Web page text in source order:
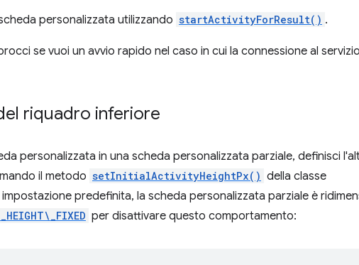
personalizzata utilizzando startActivityForResult() .
se vuoi un avvio rapido nel caso in cui la connessione al
riquadro inferiore
personalizzata in una scheda personalizzata parziale, definisci
il metodo setInitialActivityHeightPx() della classe
impostazione predefinita, la scheda personalizzata parziale è
per disattivare questo comportamento: